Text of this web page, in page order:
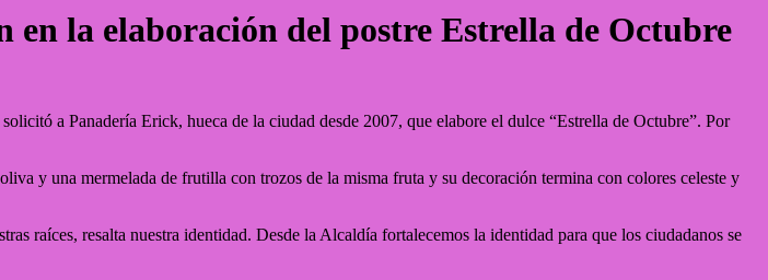
la elaboración del postre Estrella de Octubre
a Panadería Erick, hueca de la ciudad desde 2007, que elabore el dulce “Estrella de Octubre”. Por
y una mermelada de frutilla con trozos de la misma fruta y su decoración termina con colores celeste y
raíces, resalta nuestra identidad. Desde la Alcaldía fortalecemos la identidad para que los ciudadanos se